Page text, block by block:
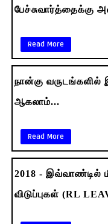
பேச்சுவார்த்தைக்கு
Read More
நான்கு வருடங்களில்
ஆகலாம்...
Read More
2018 - இவ்வாண்டில்
விடுப்புகள் (RL